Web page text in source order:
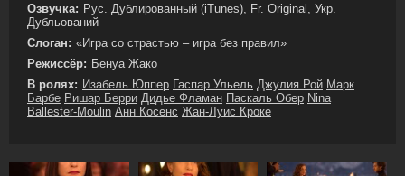
Озвучка: Рус. Дублированный (iTunes), Fr. Original, Укр.
Дубльований
Слоган: «Игра со страстью – игра без правил»
Режиссёр: Бенуа Жако
В ролях: Изабель Юппер Гаспар Ульель Джулия Рой Марк
Барбе Ришар Берри Дидье Фламан Паскаль Обер Nina
Ballester-Moulin Анн Косенс Жан-Луис Кроке